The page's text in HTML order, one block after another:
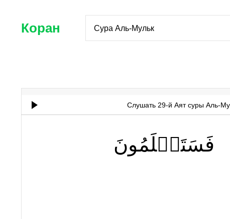
Коран Сура Аль-Мульк
Слушать 29-й Аят суры Аль-
فَسَتَعۡلَمُونَ